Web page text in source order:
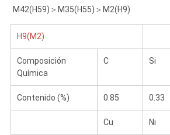
M42(H59)＞M35(H55)＞M2(H9)
H9(M2)
Composición
Química
C Si
Contenido (%) 0.85 0.33
Cu Ni